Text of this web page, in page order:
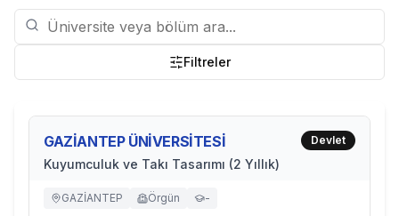
Filtreler
GAZİANTEP ÜNİVERSİTESİ
Kuyumculuk ve Takı Tasarımı (2 Yıllık)
Devlet
GAZİANTEP Örgün -